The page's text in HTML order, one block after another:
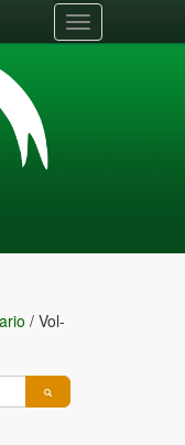
Toggle
navigation
/ Vol-